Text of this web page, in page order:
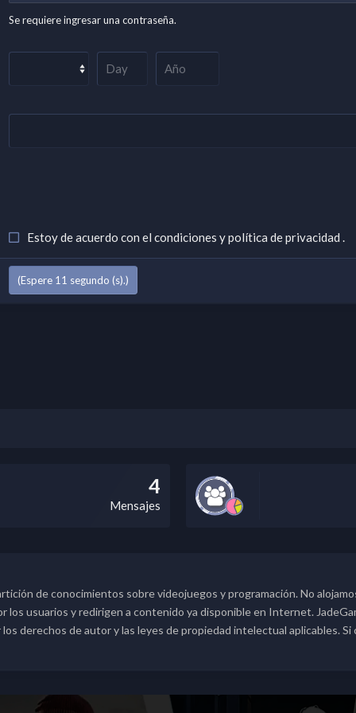
Se requiere ingresar una contraseña.
Estoy de acuerdo con el condiciones ypolítica de privacidad .
(Espere 10 segundo (s).)
4
Mensajes
de conocimientos sobre videojuegos y programación. No
los usuarios y redirigen a contenido ya disponible en Internet.
derechos de autor y las leyes de propiedad intelectual aplicables.